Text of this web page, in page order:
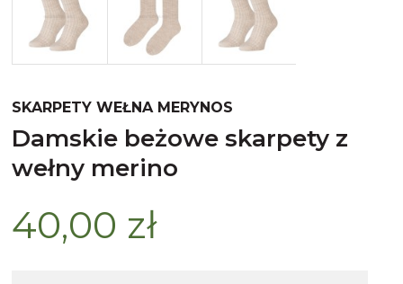
SKARPETY WEŁNA MERYNOS
damskie beżowe skarpety z
wełny merino
40,00 zł
Bawełna merceryzowana